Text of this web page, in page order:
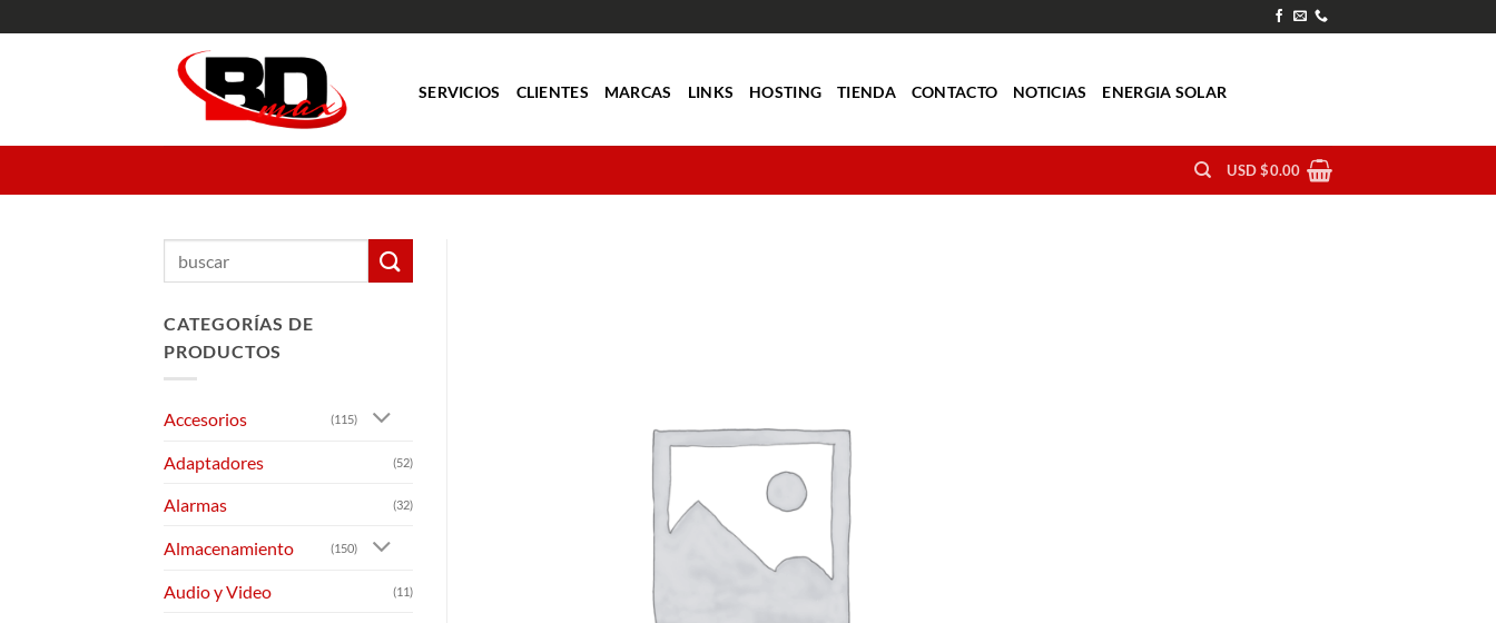
al
SERVICIOS CLIENTES MARCAS LINKS HOSTING TIENDA CONTACTO NOTICIAS ENERGIA SOLAR
USD $0.00
CATEGORÍAS DE
PRODUCTOS
Accesorios (115)
Adaptadores (52)
Alarmas (32)
Almacenamiento (150)
Audio y Video (11)